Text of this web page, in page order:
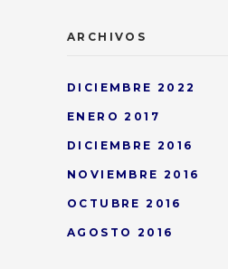
ARCHIVOS
DICIEMBRE 2022
ENERO 2017
DICIEMBRE 2016
NOVIEMBRE 2016
OCTUBRE 2016
AGOSTO 2016